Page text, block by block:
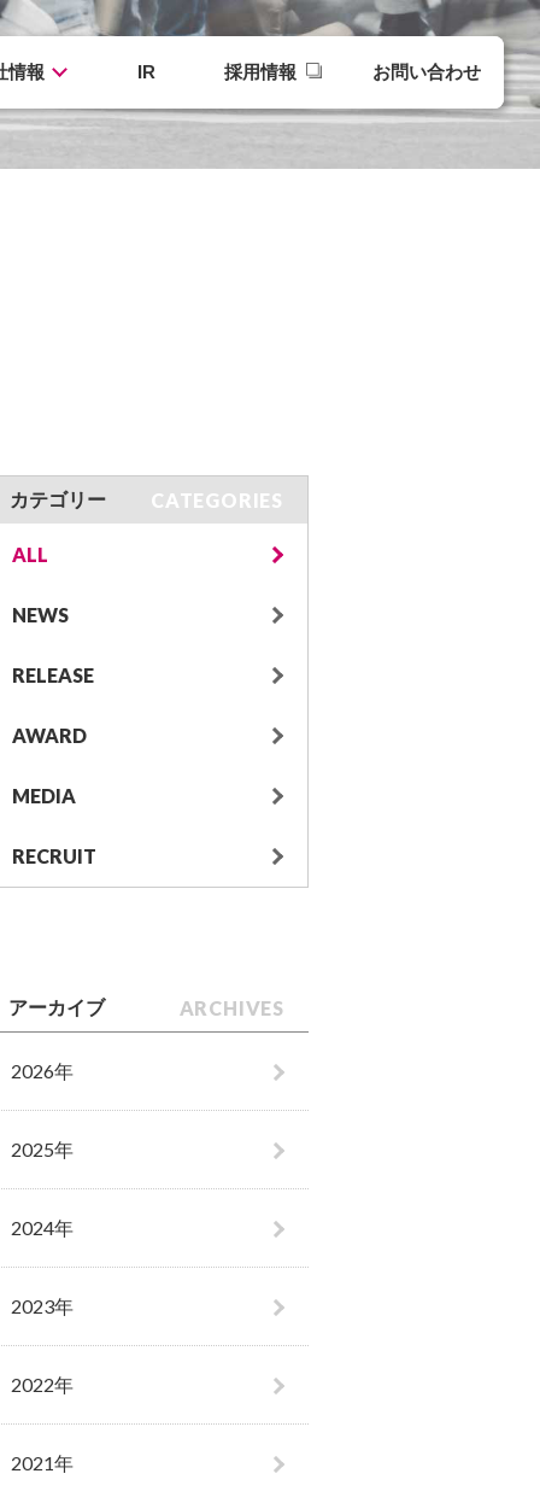
情報 IR 採用情報 お問い合わせ
カテゴリー CATEGORIES
ALL
NEWS
RELEASE
AWARD
MEDIA
RECRUIT
アーカイブ ARCHIVES
2026年
2025年
2024年
2023年
2022年
2021年